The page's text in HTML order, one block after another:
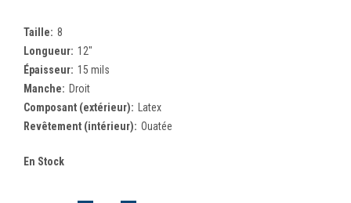
Taille: 8
Longueur: 12"
Épaisseur: 15 mils
Manche: Droit
Composant (extérieur):
Latex
Revêtement (intérieur): Ouatée
En Stock